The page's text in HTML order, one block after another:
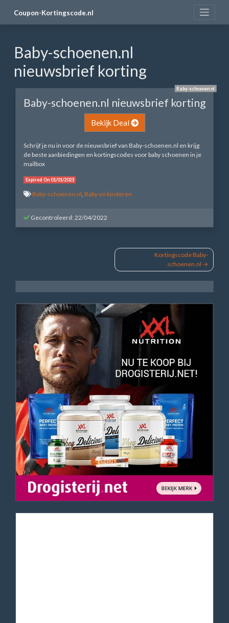
Coupon-Kortingscode.nl
Baby-schoenen.nl
nieuwsbrief korting
Baby-schoenen.nl
Baby-schoenen.nl nieuwsbrief korting
Bekijk Deal
Schrijf je nu in voor de nieuwsbrief van Baby-schoenen.nl en krijg
de beste aanbiedingen en kortingscodes voor baby schoenen in je
mailbox
Expired On 01/01/2023
Baby-schoenen.nl Baby en kinderen
Gecontroleerd: 22/04/2022
Kortingscode Baby-
schoenen.nl